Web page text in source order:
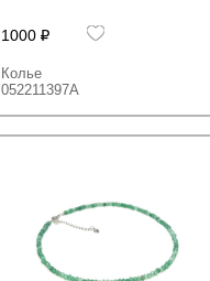
1000
Колье
052211397A